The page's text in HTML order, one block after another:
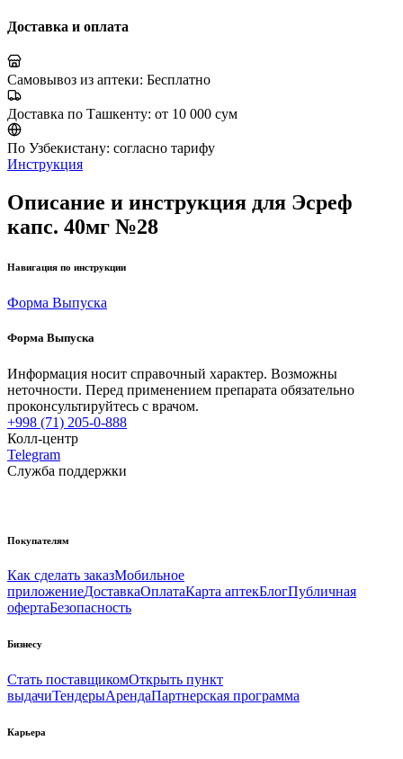
Доставка и оплата
Самовывоз из аптеки: Бесплатно
Доставка по Ташкенту: от 10 000 сум
По Узбекистану: согласно тарифу
Инструкция
Описание и инструкция для Эсреф
капс. 40мг №28
Навигация по инструкции
Форма Выпуска
Форма Выпуска
Информация носит справочный характер. Возможны
неточности. Перед применением препарата обязательно
проконсультируйтесь с врачом.
+998 (71) 205-0-888
Колл-центр
Telegram
Служба поддержки
Покупателям
Как сделать заказМобильное
приложениеДоставкаОплатаКарта аптекБлогПубличная
офертаБезопасность
Бизнесу
Стать поставщикомОткрыть пункт
выдачиТендерыАрендаПартнерская программа
Карьера